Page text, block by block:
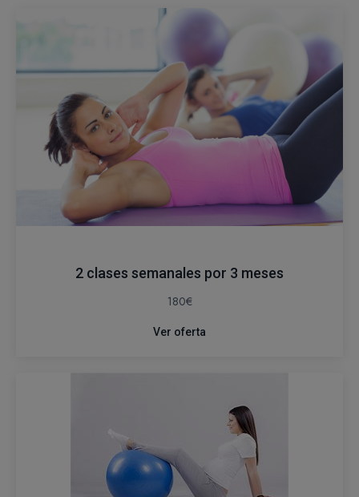
2 clases semanales por 3 meses
180€
Ver oferta